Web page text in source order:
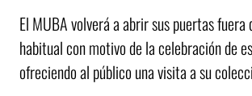
El MUBA volverá a abrir sus puertas fuera
habitual con motivo de la celebración de
ofreciendo al público una visita a su